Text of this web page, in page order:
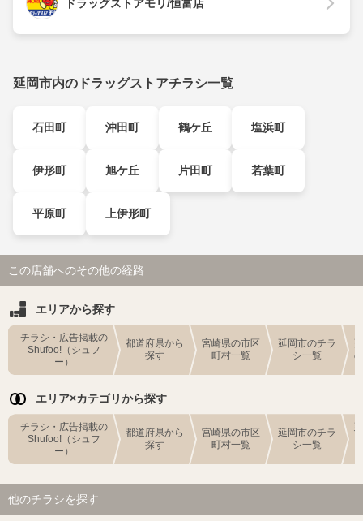
ドラッグストアモリ/恒富店
延岡市内のドラッグストアチラシ一覧
石田町 沖田町 鶴ケ丘 塩浜町
伊形町 旭ケ丘 片田町 若葉町
平原町 上伊形町
この店舗へのその他の経路
エリアから探す
チラシ・広告掲載の
Shufoo!（シュフ
ー）
都道府県から
探す
宮崎県の市区
町村一覧
延岡市のチラ
シ一覧
エリア×カテゴリから探す
チラシ・広告掲載の
Shufoo!（シュフ
ー）
都道府県から
探す
宮崎県の市区
町村一覧
延岡市のチラ
シ一覧
他のチラシを探す